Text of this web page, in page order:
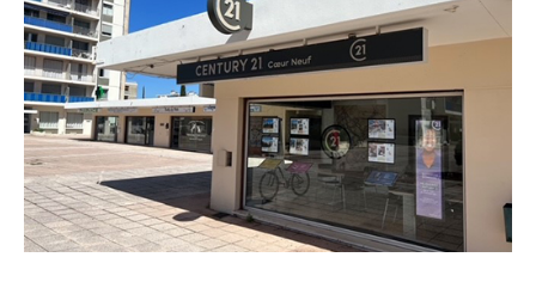
CENTURY 21 Coeur Neuf
38 allée des Pins
MARSEILLE - 13009
Envoyer un message
Téléphoner à l'agence